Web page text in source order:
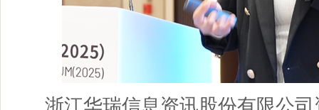
浙江华瑞信息资讯股份有限公